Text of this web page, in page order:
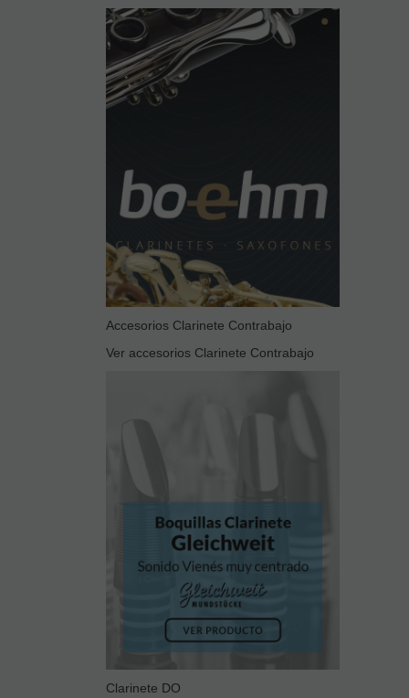
Accesorios Clarinete Contrabajo
Ver accesorios Clarinete Contrabajo
Clarinete DO